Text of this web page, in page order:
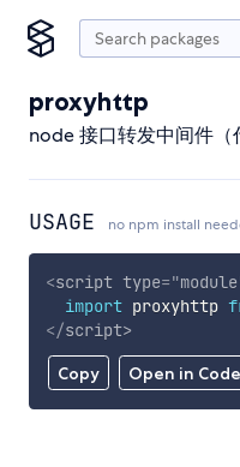
proxyhttp
node 接口转发中间件（
USAGE no npm install
Copy Open in
<script type="module
import proxyhttp
</script>